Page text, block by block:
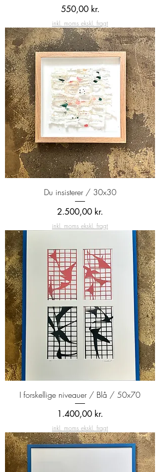
Pris
550,00 kr.
inkl. moms ekskl. fragt
Du insisterer / 30x30
Pris
2.500,00 kr.
inkl. moms ekskl. fragt
I forskellige niveauer / Blå / 50x70
Pris
1.400,00 kr.
inkl. moms ekskl. fragt